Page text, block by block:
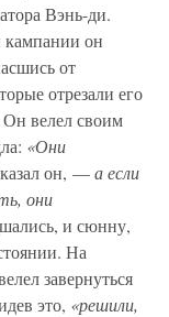
Вэнь-ди.
он
от
отрезали его
Он велел своим
«Они
он, —а если
они
и сюнну,
На
завернуться
это, «решили,